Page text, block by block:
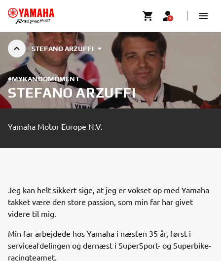
STEFANO ARZUFFI
#MYKANDOMOMENT
STEFANO ARZUFFI
Yamaha Motor Europe N.V.
Jeg kan helt sikkert sige, at jeg er vokset op med Yamaha
takket være den store passion, som min far har givet
videre til mig.
Min far arbejdede hos Yamaha i næsten 35 år, først i
serviceafdelingen og dernæst i SuperSport- og Superbike-
racingteamet.